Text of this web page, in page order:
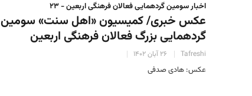
اخبار سومین گردهمایی فعالان فرهنگی اربعین - ۲۳
عکس خبری/ کمیسیون «اهل سنت» سومین
گردهمایی بزرگ فعالان فرهنگی اربعین
Tafreshi ۲۶ آبان ۱۴۰۲
عکس: هادی صدفی